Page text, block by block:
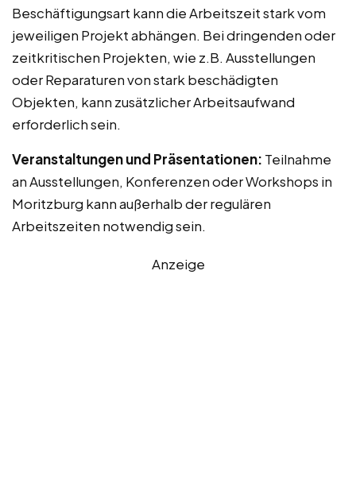
Beschäftigungsart kann die Arbeitszeit stark vom
jeweiligen Projekt abhängen. Bei dringenden oder
zeitkritischen Projekten, wie z.B. Ausstellungen
oder Reparaturen von stark beschädigten
Objekten, kann zusätzlicher Arbeitsaufwand
erforderlich sein.
Veranstaltungen und Präsentationen: Teilnahme
an Ausstellungen, Konferenzen oder Workshops in
Moritzburg kann außerhalb der regulären
Arbeitszeiten notwendig sein.
Anzeige